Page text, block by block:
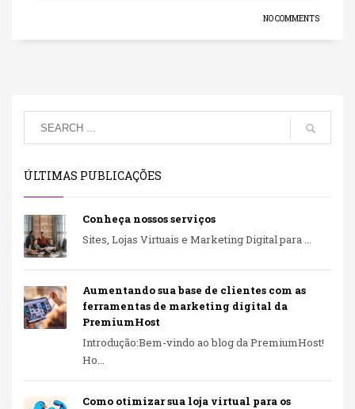
NO COMMENTS
ÚLTIMAS PUBLICAÇÕES
Conheça nossos serviços
Sites, Lojas Virtuais e Marketing Digital para ...
Aumentando sua base de clientes com as
ferramentas de marketing digital da
PremiumHost
Introdução:Bem-vindo ao blog da PremiumHost!
Ho...
Como otimizar sua loja virtual para os